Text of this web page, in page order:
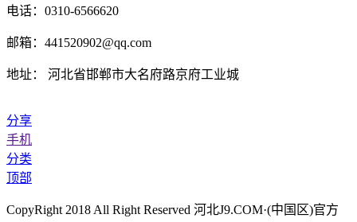
电话：0310-6566620
邮箱：441520902@qq.com
地址： 河北省邯郸市大名府路京府工业城
分享
手机
分类
顶部
CopyRight 2018 All Right Reserved 河北J9.COM·(中国区)官方